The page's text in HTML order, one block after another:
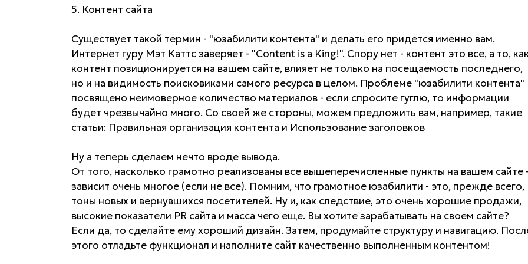
5. Контент сайта
Существует такой термин - "юзабилити контента" и делать его придется именно вам.
Интернет гуру Mэт Каттс заверяет - "Content is a King!". Спору нет - контент это все, а то,
контент позиционируется на вашем сайте, влияет не только на посещаемость последнего,
но и на видимость поисковиками самого ресурса в целом. Проблеме "юзабилити контента"
посвящено неимоверное количество материалов - если спросите гуглю, то информации
будет чрезвычайно много. Со своей же стороны, можем предложить вам, например, такие
статьи: Правильная организация контента и Использование заголовков
Ну а теперь сделаем нечто вроде вывода.
От того, насколько грамотно реализованы все вышеперечисленные пункты на вашем сайте -
зависит очень многое (если не все). Помним, что грамотное юзабилити - это, прежде всего,
тоны новых и вернувшихся посетителей. Ну и, как следствие, это очень хорошие продажи,
высокие показатели PR сайта и масса чего еще. Вы хотите зарабатывать на своем сайте?
Если да, то сделайте ему хороший дизайн. Затем, продумайте структуру и навигацию.
этого отладьте функционал и наполните сайт качественно выполненным контентом!